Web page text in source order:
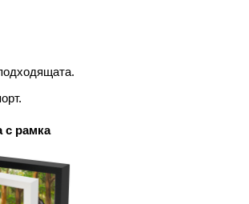
с рамка